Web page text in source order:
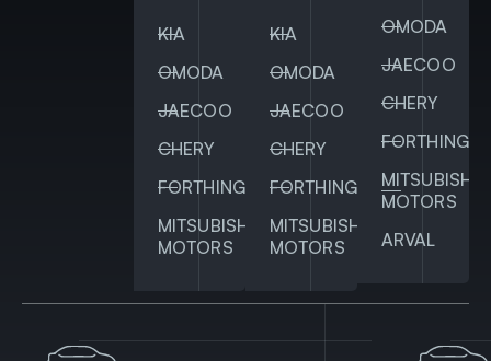
KIA
OMODA
JAECOO
CHERY
FORTHING
MITSUBISHI
MOTORS
KIA
OMODA
JAECOO
CHERY
FORTHING
MITSUBISHI
MOTORS
OMODA
JAECOO
CHERY
FORTHING
MITSUBISHI
MOTORS
ARVAL